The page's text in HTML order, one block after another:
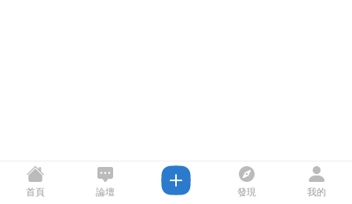
首頁 論壇 發現 我的